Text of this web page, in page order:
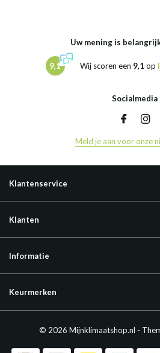
Uw mening is
9,1 Wij scoren een 9,1 op
Socialmedia
Meld je aan voor onze
Klantenservice
Klanten
Informatie
Keurmerken
© 2026 Mijnklimaatshop.nl -